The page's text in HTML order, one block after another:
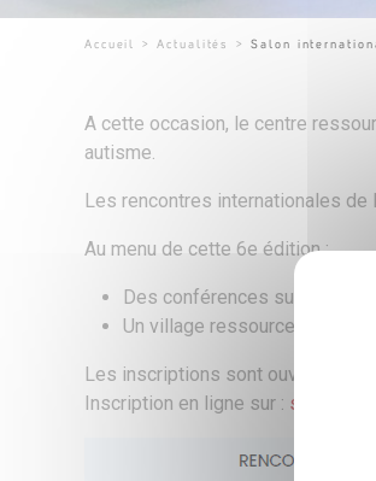
Accueil >Actualités >Salon
A cette occasion, le centre
autisme.
Les rencontres internationales de
Au menu de cette 6e édition :
Des conférences sur
Un village ressources
Les inscriptions sont ouvertes
Inscription en ligne sur :